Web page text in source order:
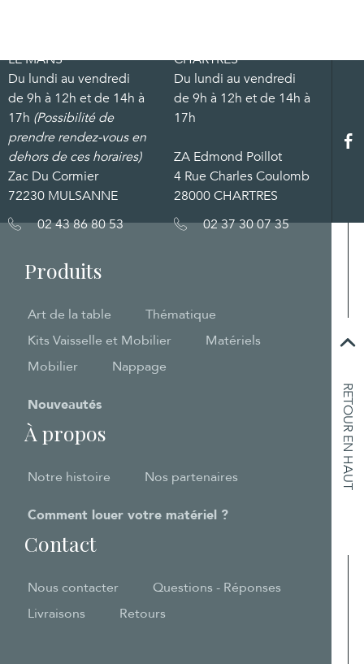
RETOUR EN HAUT
Produits
Art de la table
Thématique
Kits Vaisselle et Mobilier
Matériels
Mobilier
Nappage
Nouveautés
À propos
Notre histoire Nos partenaires
Comment louer votre matériel ?
Contact
Nous contacter
Questions - Réponses
Livraisons
Retours
LE MANS
Du lundi au vendredi
de 9h à 12h et de 14h à
17h (Possibilité de
prendre rendez-vous en
dehors de ces horaires)
Zac Du Cormier
72230 MULSANNE
02 43 86 80 53
CHARTRES
Du lundi au vendredi
de 9h à 12h et de 14h à
17h
ZA Edmond Poillot
4 Rue Charles Coulomb
28000 CHARTRES
02 37 30 07 35